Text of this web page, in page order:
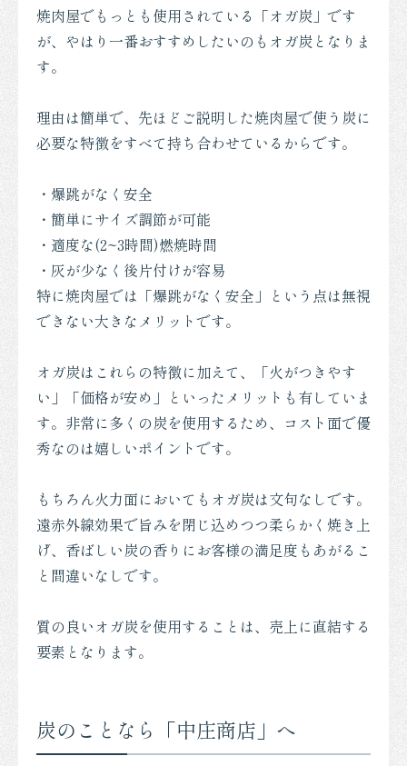
焼肉屋でもっとも使用されている「オガ炭」です
が、やはり一番おすすめしたいのもオガ炭となりま
す。
理由は簡単で、先ほどご説明した焼肉屋で使う炭に
必要な特徴をすべて持ち合わせているからです。
・爆跳がなく安全
・簡単にサイズ調節が可能
・適度な(2~3時間)燃焼時間
・灰が少なく後片付けが容易
特に焼肉屋では「爆跳がなく安全」という点は無視
できない大きなメリットです。
オガ炭はこれらの特徴に加えて、「火がつきやす
い」「価格が安め」といったメリットも有していま
す。非常に多くの炭を使用するため、コスト面で優
秀なのは嬉しいポイントです。
もちろん火力面においてもオガ炭は文句なしです。
遠赤外線効果で旨みを閉じ込めつつ柔らかく焼き上
げ、香ばしい炭の香りにお客様の満足度もあがるこ
と間違いなしです。
質の良いオガ炭を使用することは、売上に直結する
要素となります。
炭のことなら「中庄商店」へ